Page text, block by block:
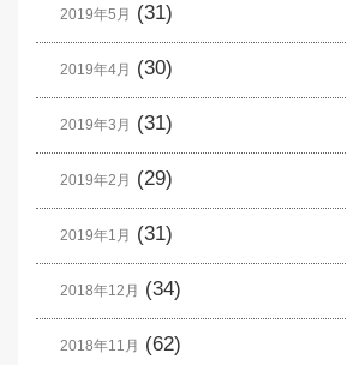
2019年5月 (31)
2019年4月 (30)
2019年3月 (31)
2019年2月 (29)
2019年1月 (31)
2018年12月 (34)
2018年11月 (62)